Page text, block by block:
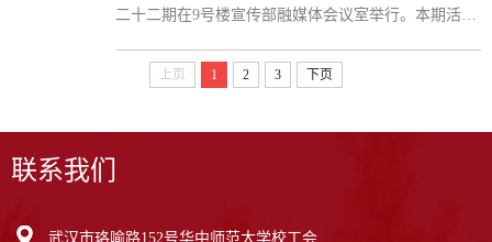
二十二期在9号楼宣传部融媒体会议室举行。本期活动
理等内容。活动由校工会主席骆军主持，校工会副主
席易仲芳...
上页 1 2 3 下页
联系我们
武汉市珞喻路152号华中师范大学校工会